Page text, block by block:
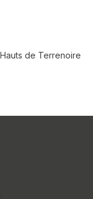
de Terrenoire